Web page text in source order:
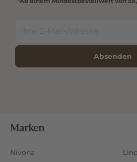
Absenden
Marken
Nivona